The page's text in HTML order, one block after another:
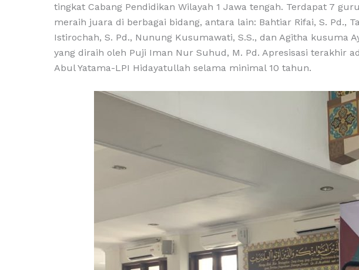
tingkat Cabang Pendidikan Wilayah 1 Jawa tengah. Terdapat 7
meraih juara di berbagai bidang, antara lain: Bahtiar Rifai, S. Pd.,
Istirochah, S. Pd., Nunung Kusumawati, S.S., dan Agitha kusuma
yang diraih oleh Puji Iman Nur Suhud, M. Pd. Apresisasi terakhir
Abul Yatama-LPI Hidayatullah selama minimal 10 tahun.